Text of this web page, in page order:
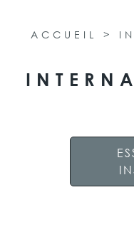
ACCUEIL >